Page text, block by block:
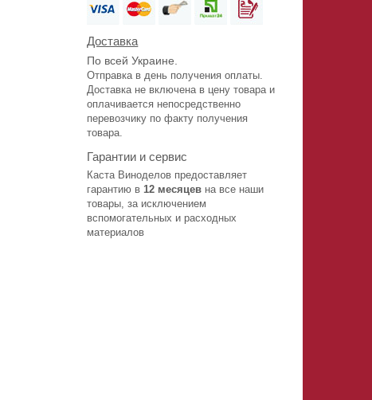
Доставка
По всей Украине.
Отправка в день получения оплаты.
Доставка не включена в цену товара и
оплачивается непосредственно
перевозчику по факту получения
товара.
Гарантии и сервис
Каста Виноделов предоставляет
гарантию в12 месяцев на все наши
товары, за исключением
вспомогательных и расходных
материалов